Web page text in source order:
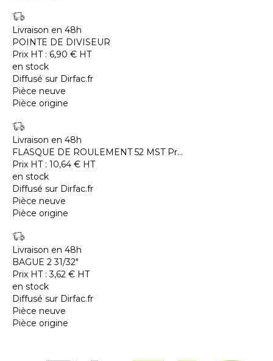
Livraison en 48h
POINTE DE DIVISEUR
Prix HT : 6,90 € HT
en stock
Diffusé sur Dirfac.fr
Pièce neuve
Pièce origine
Livraison en 48h
FLASQUE DE ROULEMENT 52 MST Pr...
Prix HT : 10,64 € HT
en stock
Diffusé sur Dirfac.fr
Pièce neuve
Pièce origine
Livraison en 48h
BAGUE 2 31/32"
Prix HT :3,62 € HT
en stock
Diffusé sur Dirfac.fr
Pièce neuve
Pièce origine